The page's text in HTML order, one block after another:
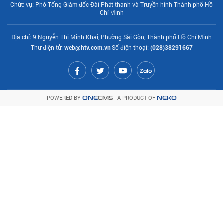
Chức vụ: Phó Tổng Giám đốc Đài Phát thanh và Truyền hình Thành phố Hồ
Chí Minh
Địa chỉ: 9 Nguyễn Thị Minh Khai, Phường Sài Gòn, Thành phố Hồ Chí Minh
Thư điện tử: web@htv.com.vnSố điện thoại: (028)38291667
POWERED BY ONECMS- A PRODUCT OF NEKO